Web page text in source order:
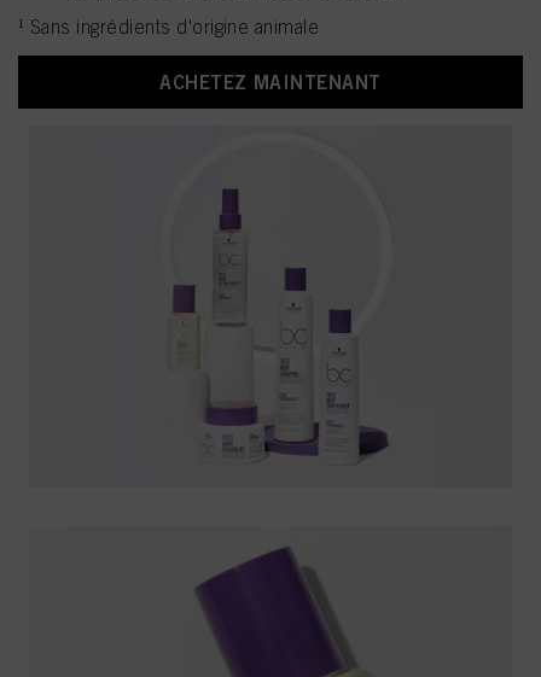
¹ Sans ingrédients d'origine animale
ACHETEZ MAINTENANT